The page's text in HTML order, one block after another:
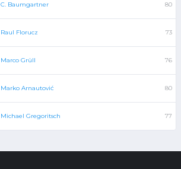
C. Baumgartner 80
Raul Florucz 73
Marco Grüll 76
Marko Arnautović 80
Michael Gregoritsch 77